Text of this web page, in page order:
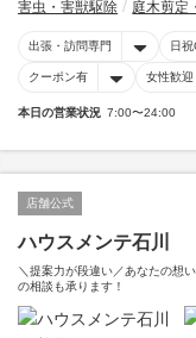
害虫・害獣駆除
庭木剪定
出張・訪問専門 日祝
クーポン有 女性歓迎
本日の営業状況 7:00〜24:00
店舗公式
ハウスメンテ石川
＼提案力が段違い／あなたの想
の相談も承ります！